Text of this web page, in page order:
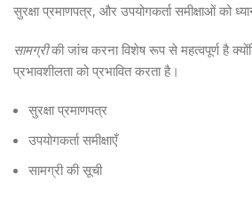
सुरक्षा प्रमाणपत्र, और उपयोगकर्ता समीक्षाओं को
सामग्रीकी जांच करना विशेष रूप से महत्वपूर्ण है
प्रभावशीलता को प्रभावित करता है।
सुरक्षा प्रमाणपत्र
उपयोगकर्ता समीक्षाएँ
सामग्री की सूची